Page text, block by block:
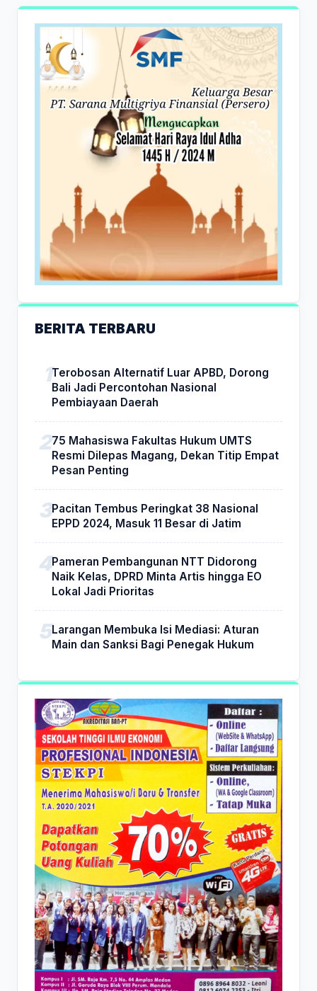
BERITA TERBARU
Terobosan Alternatif Luar APBD, Dorong
Bali Jadi Percontohan Nasional
Pembiayaan Daerah
75 Mahasiswa Fakultas Hukum UMTS
Resmi Dilepas Magang, Dekan Titip Empat
Pesan Penting
Pacitan Tembus Peringkat 38 Nasional
EPPD 2024, Masuk 11 Besar di Jatim
Pameran Pembangunan NTT Didorong
Naik Kelas, DPRD Minta Artis hingga EO
Lokal Jadi Prioritas
Larangan Membuka Isi Mediasi: Aturan
Main dan Sanksi Bagi Penegak Hukum